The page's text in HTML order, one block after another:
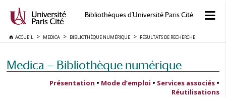
Bibliothèques d'Université Paris Cité
ACCUEIL MEDICA BIBLIOTHÈQUE NUMÉRIQUE RÉSULTATS DE RECHERCHE
Medica — Bibliothèque numérique
Présentation • Mode d’emploi • Services associés •
Réutilisations